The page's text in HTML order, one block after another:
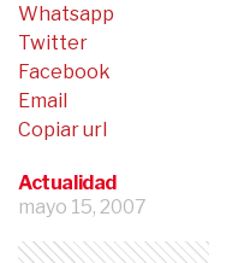
Actualidad
mayo 15, 2007
Whatsapp
Twitter
Facebook
Email
Copiar url